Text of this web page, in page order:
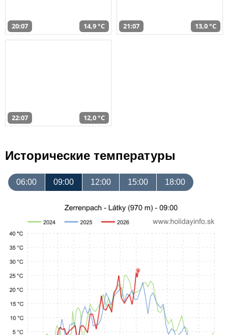
20:07 14,9 °C 21:07 13,0 °C
22:07 12,0 °C
Исторические температуры
06:00 09:00 12:00 15:00 18:00